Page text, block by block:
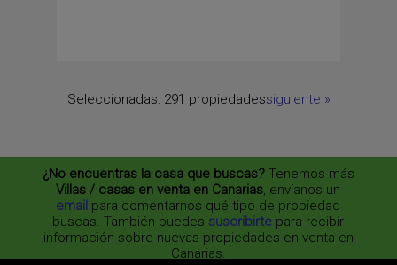
Seleccionadas: 291 propiedadessiguiente »
¿No encuentras la casa que buscas?Tenemos más
Villas / casas en venta en Canarias, envíanos un
email para comentarnos qué tipo de propiedad
buscas. También puedes suscribirte para recibir
información sobre nuevas propiedades en venta en
Canarias.